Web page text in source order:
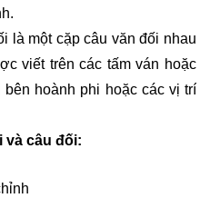
là một cặp câu văn đối nhau
viết trên các tấm ván hoặc
hoành phi hoặc các vị trí
và câu đối: